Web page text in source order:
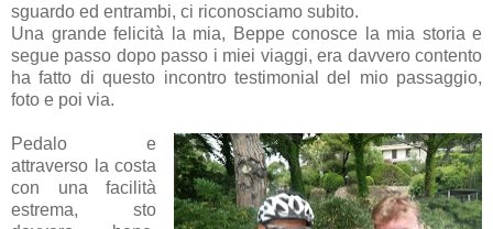
sguardo ed entrambi, ci riconosciamo subito.
Una grande felicità la mia, Beppe conosce la mia storia e
segue passo dopo passo i miei viaggi, era davvero contento
ha fatto di questo incontro testimonial del mio passaggio,
foto e poi via.
Pedalo e
attraverso la costa
con una facilità
estrema, sto